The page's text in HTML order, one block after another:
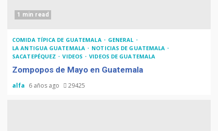
1 min read
COMIDA TÍPICA DE GUATEMALA
GENERAL
LA ANTIGUA GUATEMALA
NOTICIAS DE GUATEMALA
SACATEPÉQUEZ
VIDEOS VIDEOS DE GUATEMALA
Zompopos de Mayo en Guatemala
alfa 6 años ago 29425